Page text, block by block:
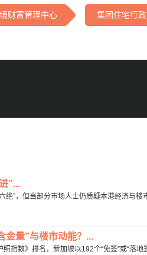
财富管理中心 集团住宅行
”...
绝”，但当部分市场人士仍质疑本港经济与
金量”与楼市动能？...
指数》排名，新加坡以192个“免签”或“落